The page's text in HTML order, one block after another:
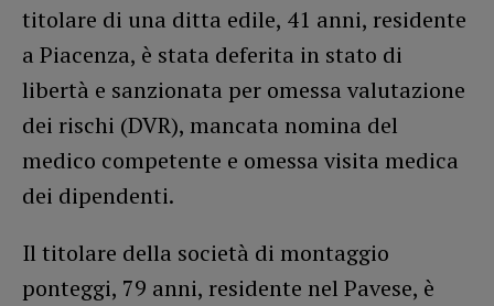
titolare di una ditta edile, 41 anni, residente
a Piacenza, è stata deferita in stato di
libertà e sanzionata per omessa valutazione
dei rischi (DVR), mancata nomina del
medico competente e omessa visita medica
dei dipendenti.
Il titolare della società di montaggio
ponteggi, 79 anni, residente nel Pavese, è